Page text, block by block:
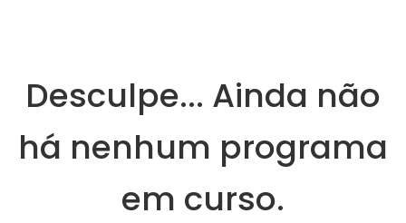
Desculpe... Ainda não
há nenhum programa
em curso.